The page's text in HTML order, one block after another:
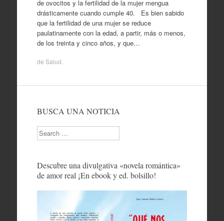
de ovocitos y la fertilidad de la mujer mengua
drásticamente cuando cumple 40. Es bien sabido
que la fertilidad de una mujer se reduce
paulatinamente con la edad, a partir, más o menos,
de los treinta y cinco años, y que…
de Salud
BUSCA UNA NOTICIA
Search
Descubre una divulgativa «novela romántica»
de amor real ¡En ebook y ed. bolsillo!